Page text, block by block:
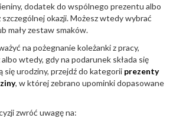
dodatek do wspólnego prezentu albo
okazji. Możesz wtedy wybrać
mały zestaw smaków.
na pożegnanie koleżanki z pracy,
wtedy, gdy na podarunek składa się
się urodziny, przejdź do kategorii prezenty
, w której zebrano upominki dopasowane
zwróć uwagę na: